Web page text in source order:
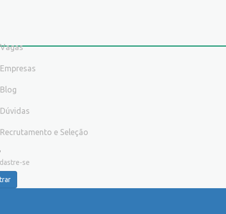
Vagas
Empresas
Blog
Dúvidas
Recrutamento e Seleção
se